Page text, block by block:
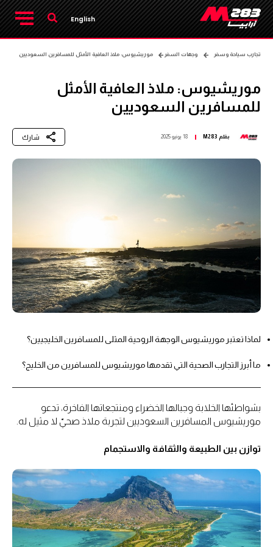
English
تجارب سياحة وسفر وجهات السفر موريشيوس: ملاذ العافية الأمثل للمسافرين السعوديين
موريشيوس: ملاذ العافية الأمثل
للمسافرين السعوديين
بقلم M283 18 يونيو 2025 شارك
لماذا تعتبر موريشيوس الوجهة الروحية المثلى للمسافرين الخليجيين؟
ما أبرز التجارب الصحية التي تقدمها موريشيوس للمسافرين من الخليج؟
بشواطئها الخلابة وجبالها الخضراء ومنتجعاتها الفاخرة، تدعو
موريشيوس المسافرين السعوديين لتجربة ملاذ صحيّ لا مثيل له.
توازن بين الطبيعة والثقافة والاستجمام